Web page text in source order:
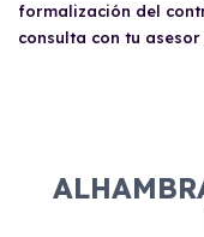
formalización del
consulta con tu